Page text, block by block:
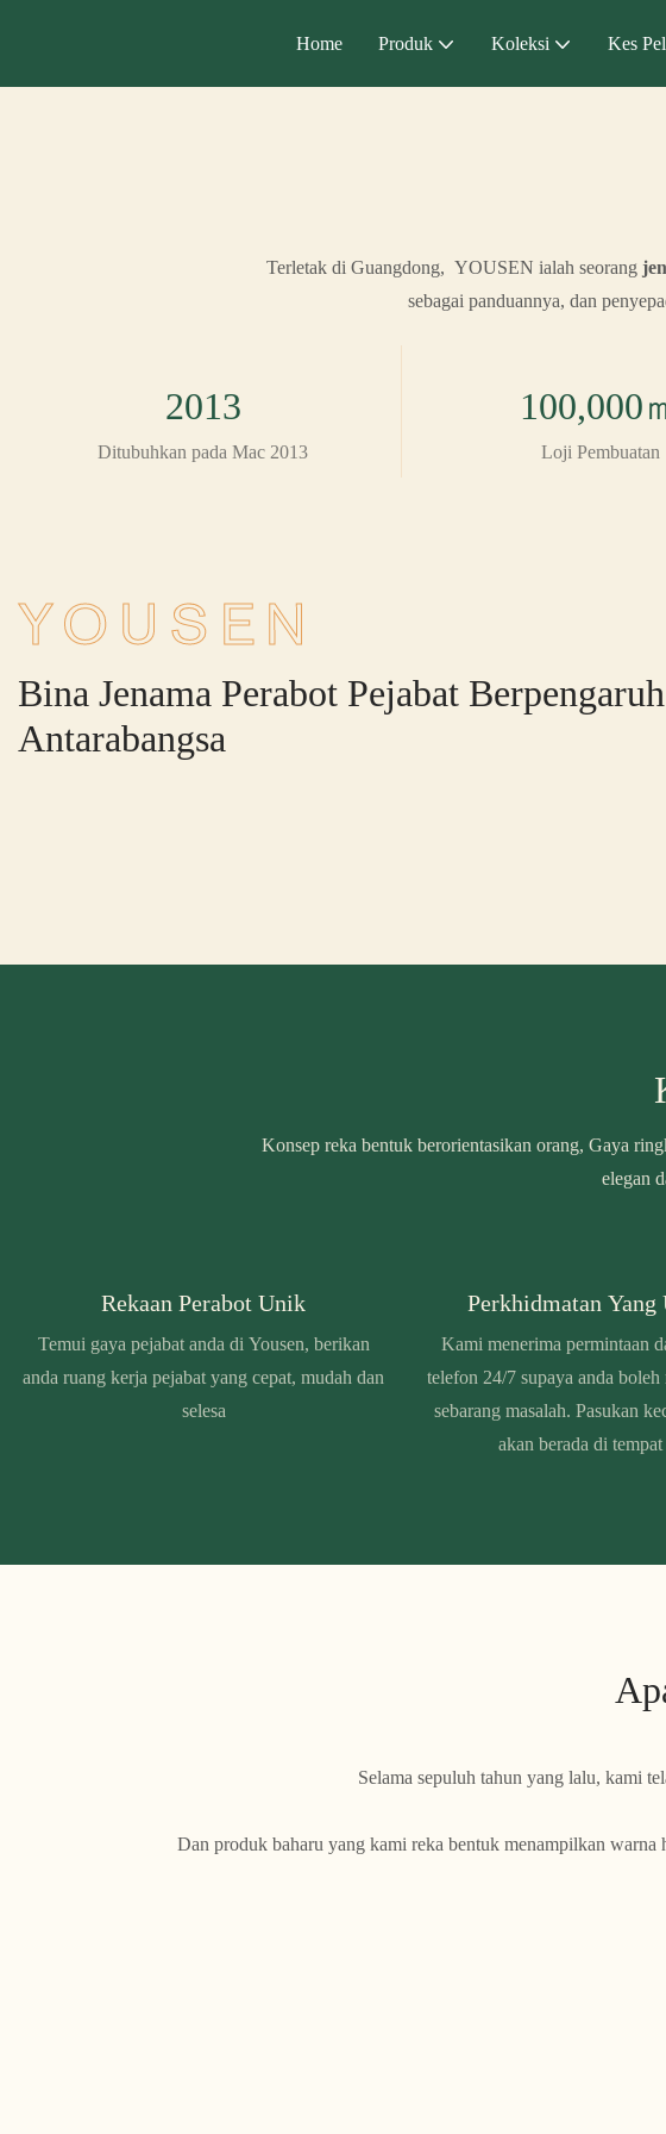
Home Produk Koleksi Kes
Terletak di Guangdong, YOUSEN ialah seorang
sebagai panduannya, dan
2013
Ditubuhkan pada Mac 2013
100,000
Loji Pembuatan
YOUSEN
Bina Jenama Perabot Pejabat Berpengaruh
Antarabangsa
Konsep reka bentuk berorientasikan orang, Gaya
elegan
Rekaan Perabot Unik
Temui gaya pejabat anda di Yousen, berikan
anda ruang kerja pejabat yang cepat, mudah dan
selesa
Perkhidmatan Yang
Kami menerima permintaan
telefon 24/7 supaya anda boleh
sebarang masalah. Pasukan
akan berada di